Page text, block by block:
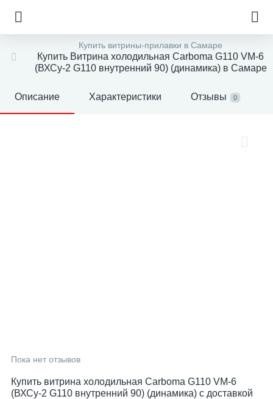
Купить витрины-прилавки в Самаре
Купить Витрина холодильная Carboma G110 VM-6
(ВХСу-2 G110 внутренний 90) (динамика) в Самаре
Описание Характеристики Отзывы 0
Пока нет отзывов
Купить витрина холодильная Carboma G110 VM-6
(ВХСу-2 G110 внутренний 90) (динамика) с доставкой